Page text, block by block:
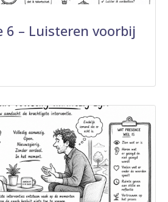
6 – Luisteren voorbij